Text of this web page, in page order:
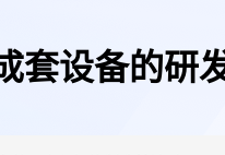
套设备的研